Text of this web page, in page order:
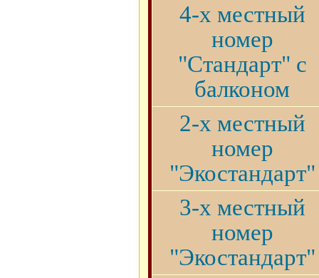
4-х местный
номер
"Стандарт" с
балконом
2-х местный
номер
"Экостандарт"
3-х местный
номер
"Экостандарт"